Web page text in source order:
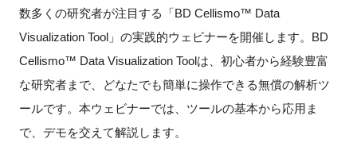
LINK-Jを知る
特別会員
施設・アクセス
数多くの研究者が注目する「BD Cellismo™ Data
Visualization Tool」の実践的ウェビナーを開催します。BD
Cellismo™ Data Visualization Toolは、初心者から経験豊富
な研究者まで、どなたでも簡単に操作できる無償の解析ツ
ールです。本ウェビナーでは、ツールの基本から応用ま
で、デモを交えて解説します。